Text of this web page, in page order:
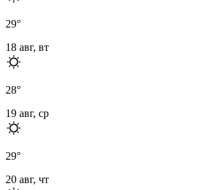
29°
18 авг, вт
28°
19 авг, ср
29°
20 авг, чт